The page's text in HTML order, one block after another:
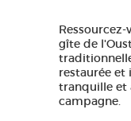
Ressourcez-
gîte de
restaurée et
tranquille et
campagne.